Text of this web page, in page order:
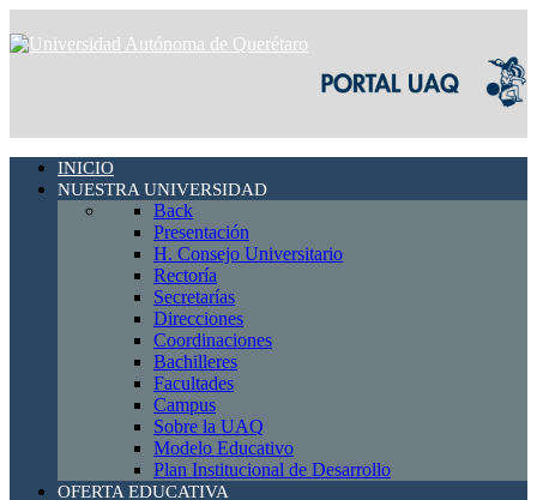
INICIO
NUESTRA UNIVERSIDAD
Back
Presentación
H. Consejo Universitario
Rectoría
Secretarías
Direcciones
Coordinaciones
Bachilleres
Facultades
Campus
Sobre la UAQ
Modelo Educativo
Plan Institucional de Desarrollo
OFERTA EDUCATIVA